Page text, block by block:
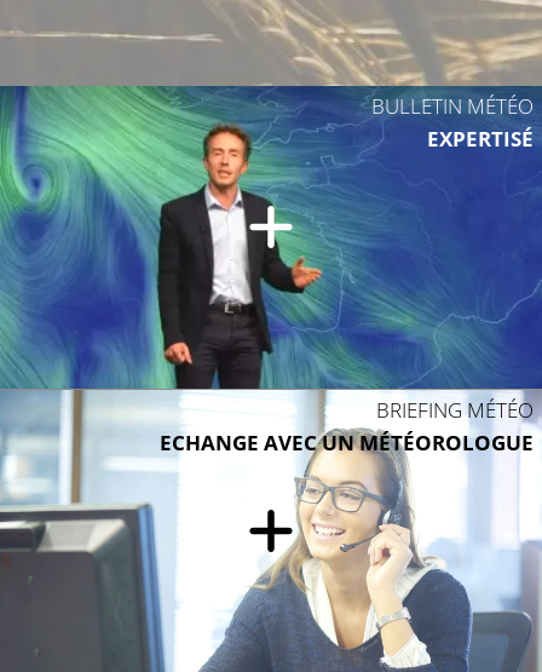
BULLETIN MÉTÉO
EXPERTISÉ
BRIEFING MÉTÉO
ECHANGE AVEC UN MÉTÉOROLOGUE